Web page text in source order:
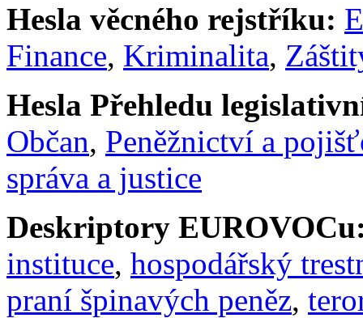
Hesla věcného rejstříku:
Finance, Kriminalita,
Hesla Přehledu
Občan, Peněžnictví a
správa a justice
Deskriptory
instituce, hospodářský
praní špinavých peněz,